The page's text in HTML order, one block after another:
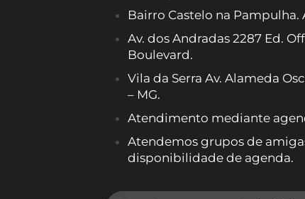
Bairro Castelo na Pampulha.
Av. dos Andradas 2287 Ed.
Boulevard.
Vila da Serra Av. Alameda
– MG.
Atendimento mediante
Atendemos grupos de
disponibilidade de agenda.